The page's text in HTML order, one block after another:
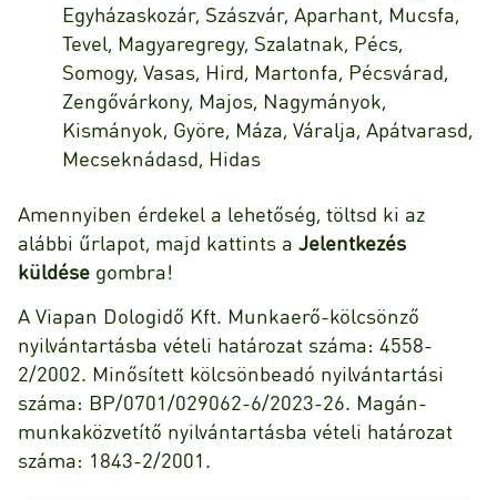
Egyházaskozár, Szászvár, Aparhant, Mucsfa,
Tevel, Magyaregregy, Szalatnak, Pécs,
Somogy, Vasas, Hird, Martonfa, Pécsvárad,
Zengővárkony, Majos, Nagymányok,
Kismányok, Györe, Máza, Váralja, Apátvarasd,
Mecseknádasd, Hidas
Amennyiben érdekel a lehetőség, töltsd ki az
alábbi űrlapot, majd kattints a Jelentkezés
küldése gombra!
A Viapan Dologidő Kft. Munkaerő-kölcsönző
nyilvántartásba vételi határozat száma: 4558-
2/2002. Minősített kölcsönbeadó nyilvántartási
száma: BP/0701/029062-6/2023-26. Magán-
munkaközvetítő nyilvántartásba vételi határozat
száma: 1843-2/2001.